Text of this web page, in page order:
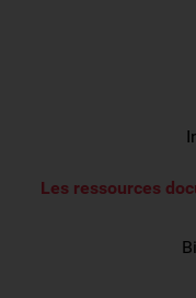
Les ressources